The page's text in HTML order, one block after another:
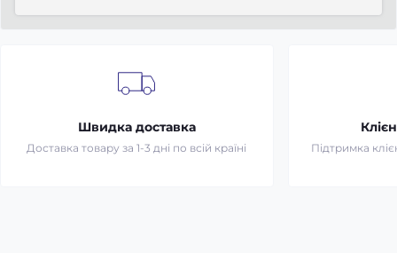
Швидка доставка
Доставка товару за 1-3 дні по всій країні Підтримка